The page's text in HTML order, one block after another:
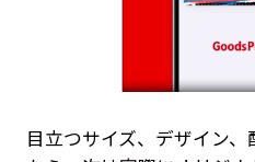
目立つサイズ、デザイン